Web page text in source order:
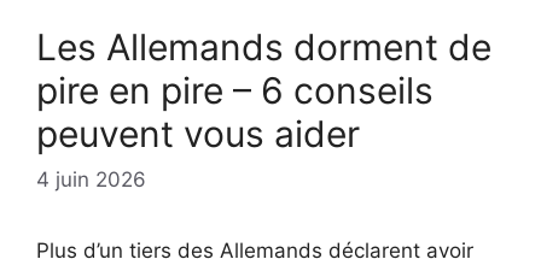
Les Allemands dorment de
pire en pire – 6 conseils
peuvent vous aider
4 juin 2026
Plus d’un tiers des Allemands déclarent avoir